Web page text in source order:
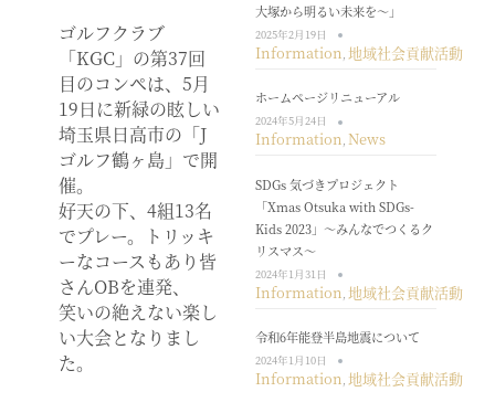
ゴルフクラブ
「KGC」の第37回
目のコンペは、5月
19日に新緑の眩しい
埼玉県日高市の「J
ゴルフ鶴ヶ島」で開
催。
好天の下、4組13名
でプレー。トリッキ
ーなコースもあり皆
さんOBを連発、
笑いの絶えない楽し
い大会となりまし
た。
大塚から明るい未来を～」
2025年2月19日
Information 地域社会貢献活動
ホームページリニューアル
2024年5月24日
Information,News
SDGs 気づきプロジェクト
「Xmas Otsuka with SDGs-
Kids 2023」～みんなでつくるク
リスマス～
2024年1月31日
Information 地域社会貢献活動
令和6年能登半島地震について
2024年1月10日
Information,地域社会貢献活動